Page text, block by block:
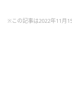
※この記事は2022年11月